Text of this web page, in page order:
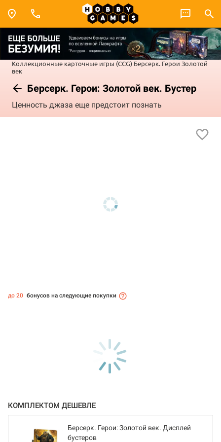
Коллекционные карточные игры (CCG) Берсерк. Герои Золотой
век
Берсерк. Герои: Золотой век. Бустер
Ценность джаза еще предстоит познать
до 20 бонусов на следующие покупки
КОМПЛЕКТОМ ДЕШЕВЛЕ
Берсерк. Герои: Золотой век. Дисплей
бустеров